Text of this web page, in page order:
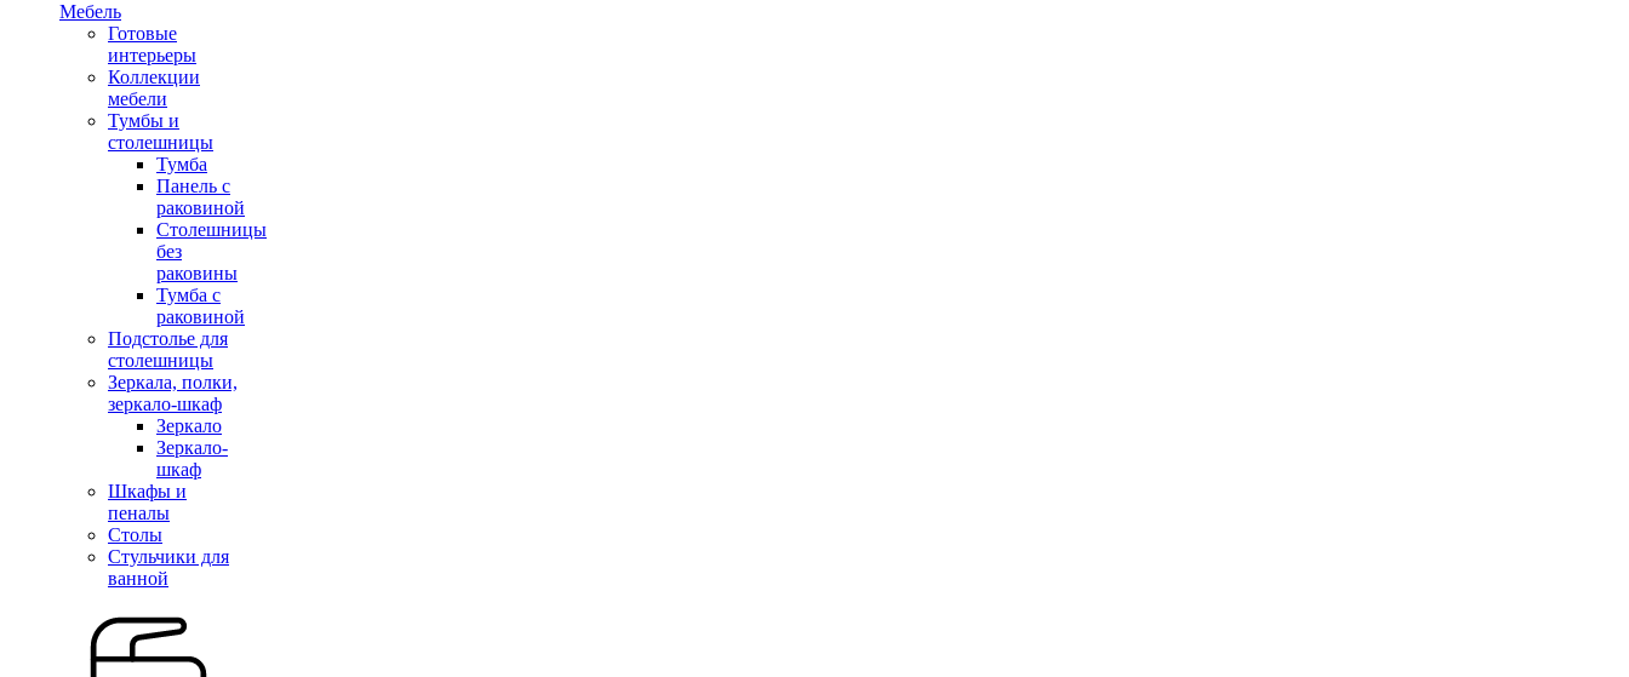
Мебель
Готовые
интерьеры
Коллекции
мебели
Тумбы и
столешницы
Тумба
Панель с
раковиной
Столешницы
без
раковины
Тумба с
раковиной
Подстолье для
столешницы
Зеркала, полки,
зеркало-шкаф
Зеркало
Зеркало-
шкаф
Шкафы и
пеналы
Столы
Стульчики для
ванной